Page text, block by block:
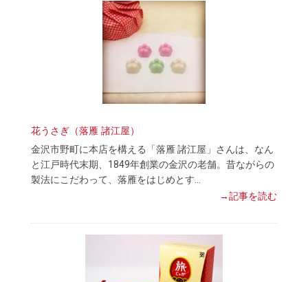
花うさぎ（落雁 諸江屋）
金沢市野町に本店を構える「落雁 諸江屋」さんは、なん
と江戸時代末期、1849年創業の金沢の老舗。昔ながらの
製法にこだわって、落雁をはじめとす…
→記事を読む